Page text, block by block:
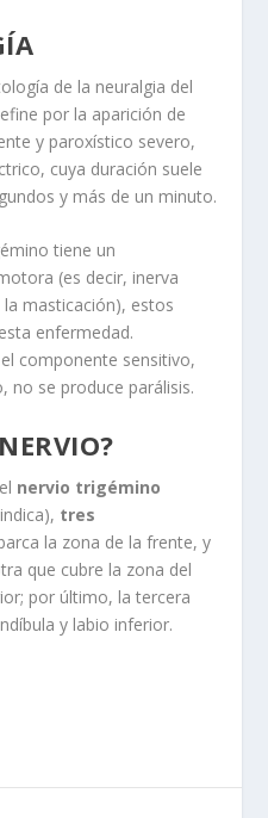
de la neuralgia del
por la aparición de
y paroxístico severo,
cuya duración suele
y más de un minuto.
tiene un
(es decir, inerva
masticación), estos
enfermedad.
componente sensitivo,
se produce parálisis.
nervio trigémino
tres
la zona de la frente, y
que cubre la zona del
por último, la tercera
y labio inferior.